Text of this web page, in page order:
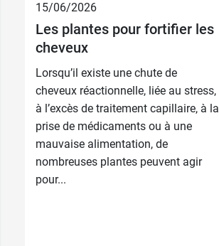
11,49 €
2 x 100 ml 17,99 €
15/06/2026
Les plantes pour fortifier les
cheveux
Lorsqu’il existe une chute de
cheveux réactionnelle, liée au stress,
à l’excès de traitement capillaire, à la
prise de médicaments ou à une
mauvaise alimentation, de
nombreuses plantes peuvent agir
pour...